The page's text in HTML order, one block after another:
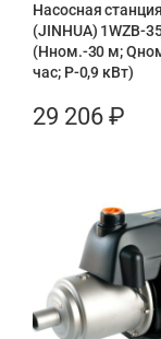
Насосная
(JINHUA) 1WZB-
(Нном.-30 м;
час; Р-0,9 кВт)
29 206 ₽